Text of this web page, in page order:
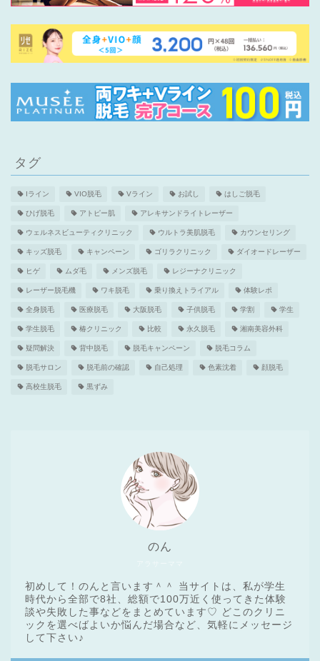
タグ
Iライン VIO脱毛 Vライン お試し はしご脱毛
ひげ脱毛 アトピー肌 アレキサンドライトレーザー
ウェルネスビューティクリニック ウルトラ美肌脱毛 カウンセリング
キッズ脱毛 キャンペーン ゴリラクリニック ダイオードレーザー
ヒゲ ムダ毛 メンズ脱毛 レジーナクリニック
レーザー脱毛機 ワキ脱毛 乗り換えトライアル 体験レポ
全身脱毛 医療脱毛 大阪脱毛 子供脱毛 学割 学生
学生脱毛 椿クリニック 比較 永久脱毛 湘南美容外科
疑問解決 背中脱毛 脱毛キャンペーン 脱毛コラム
脱毛サロン 脱毛前の確認 自己処理 色素沈着 顔脱毛
高校生脱毛 黒ずみ
のん
初めして！のんと言います＾＾ 当サイトは、私が学生
時代から全部で8社、総額で100万近く使ってきた体験
談や失敗した事などをまとめています♡ どこのクリニ
ックを選べばよいか悩んだ場合など、気軽にメッセージ
して下さい♪